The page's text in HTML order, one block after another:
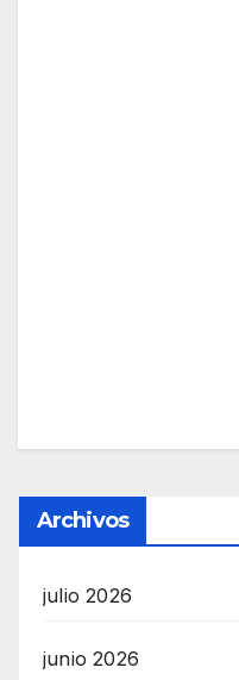
Archivos
julio 2026
junio 2026